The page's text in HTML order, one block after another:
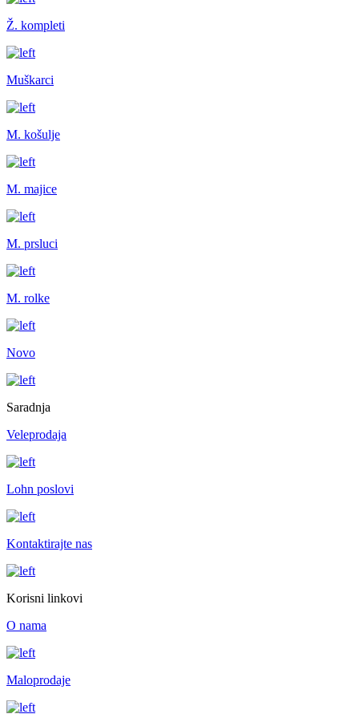
Ž. kompleti
Muškarci
M. košulje
M. majice
M. prsluci
M. rolke
Novo
Saradnja
Veleprodaja
Lohn poslovi
Kontaktirajte nas
Korisni linkovi
O nama
Maloprodaje